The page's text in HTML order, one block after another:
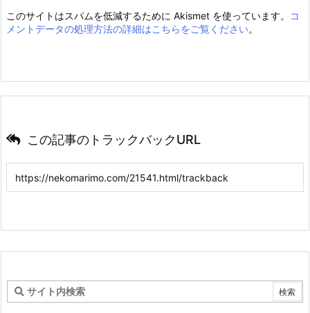
このサイトはスパムを低減するために Akismet を使っています。
コ
メントデータの処理方法の詳細はこちらをご覧ください。
この記事のトラックバックURL